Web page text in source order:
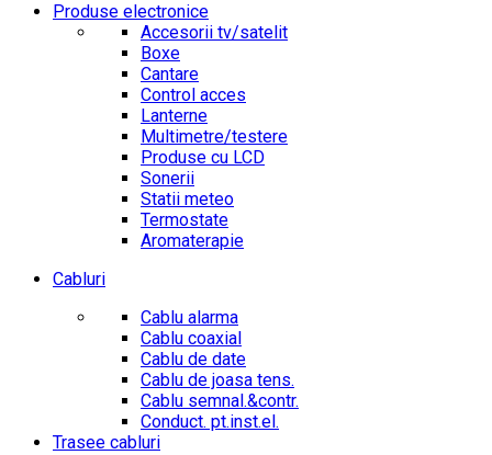
Produse electronice
Accesorii tv/satelit
Boxe
Cantare
Control acces
Lanterne
Multimetre/testere
Produse cu LCD
Sonerii
Statii meteo
Termostate
Aromaterapie
Cabluri
Cablu alarma
Cablu coaxial
Cablu de date
Cablu de joasa tens.
Cablu semnal.&contr.
Conduct. pt.inst.el.
Trasee cabluri